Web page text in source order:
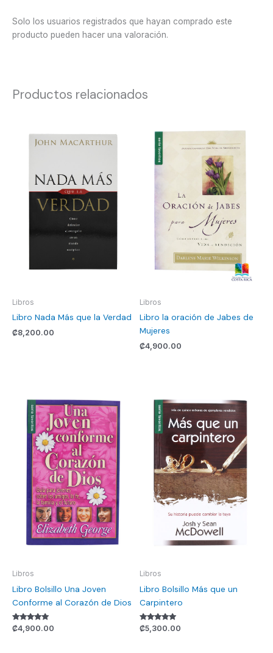
Solo los usuarios registrados que hayan comprado este
producto pueden hacer una valoración.
Productos relacionados
Libros
Libro Nada Más que la Verdad
₡8,200.00
Libros
Libro la oración de Jabes de
Mujeres
₡4,900.00
Libros
Libro Bolsillo Una Joven
Conforme al Corazón de Dios
Valorado con
5.00
₡4,900.00
Libros
Libro Bolsillo Más que un
Carpintero
Valorado con
5.00
₡5,300.00